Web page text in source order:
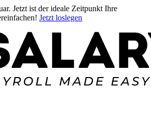
Jetzt ist der ideale Zeitpunkt Ihre
Jetzt loslegen